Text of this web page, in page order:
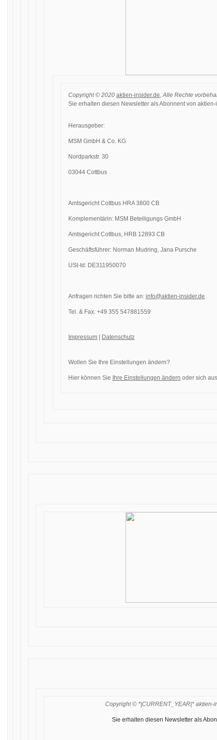
Copyright © 2020 aktien-insider.de, Alle Rechte
Sie erhalten diesen Newsletter als Abonnent von aktien-
Herausgeber:
MSM GmbH & Co. KG
Nordparkstr. 30
03044 Cottbus
Amtsgericht Cottbus HRA 3800 CB
Komplementärin: MSM Beteiligungs GmbH
Amtsgericht Cottbus, HRB 12893 CB
Geschäftsführer: Norman Mudring, Jana Pursche
USt-Id: DE311950070
Anfragen richten Sie bitte an: info@aktien-insider.de
Tel. & Fax: +49 355 547881559
Impressum Datenschutz
Wollen Sie Ihre Einstellungen ändern?
Hier können Sie Ihre Einstellungen ändern oder sich
Copyright © *|CURRENT_YEAR|* aktien-
Sie erhalten diesen Newsletter als